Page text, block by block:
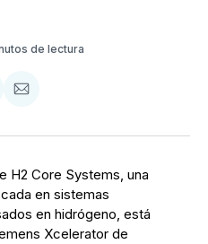
de lectura
Compartir
Email
H2 Core Systems, una
en sistemas
en hidrógeno, está
Xcelerator de